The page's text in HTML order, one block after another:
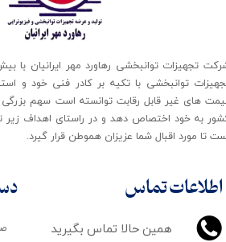
اطلاعات تماس
همین حالا تماس بگیرید
توانبخشی با تکیه بر کادر فنی خود و
های غیر قابل رقابت توانسته است سهم بزرگی
به خود اختصاص دهد و در راستای اهداف زیر
تا مورد اقبال شما عزیزان هموطن قرار گیرد​​​​​​​.